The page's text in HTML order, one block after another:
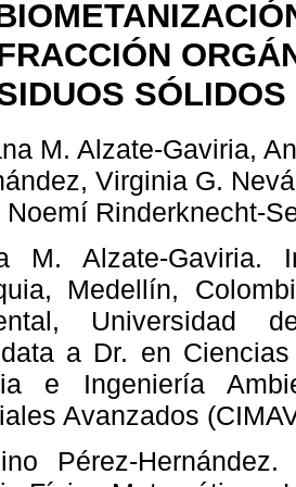
M. Alzate-Gaviria,
Virginia G.
Noemí Rinderknecht-
M. Alzate-Gaviria.
Medellín,
Universidad
a Dr. en
e Ingeniería
Avanzados
Pérez-